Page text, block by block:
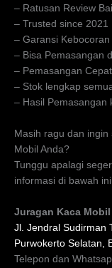
– Ratusan Review
– Trusted since 2021
– Garansi Kebocoran
– Bisa Pemasangan
– Pemasangan
– Stok lengkap
– Hasil Pemasangan
Masih ragu dan
Mobil Anda?
Tunggu apalagi
informasi di bawah
Juragan Kaca Mobil
Jl. Jendral Sudirman
Purwokerto Selatan,
Telepon dan